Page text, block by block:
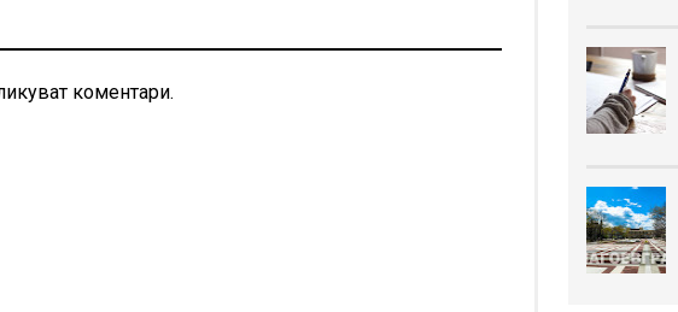
коментари.